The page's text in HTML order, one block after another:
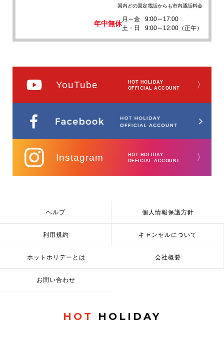
国内どの固定電話からも市内通話料金
年中無休
月～金
9:00～17:00
土・日
9:00～12:00（正午）
YouTube
HOT HOLIDAY
OFFICIAL ACCOUNT
〉
Instagram
HOT HOLIDAY
OFFICIAL ACCOUNT
〉
ヘルプ 個人情報保護方針
利用規約 キャンセルについて
ホットホリデーとは 会社概要
お問い合わせ
HOT HOLIDAY